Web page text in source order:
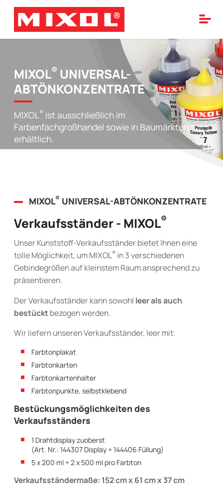
MIXOL® UNIVERSAL-
ABTÖNKONZENTRATE
MIXOL ® ist ausschließlich im
Farbenfachgroßhandel sowie in Baumärkten
erhältlich.
MIXOL® UNIVERSAL-ABTÖNKONZENTRATE
Verkaufsständer - MIXOL®
Unser Kunststoff-Verkaufsständer bietet Ihnen eine
tolle Möglichkeit, um MIXOL® in 3 verschiedenen
Gebindegrößen auf kleinstem Raum ansprechend zu
präsentieren.
Der Verkaufsständer kann sowohl leer als auch
bestückt bezogen werden.
Wir liefern unseren Verkaufsständer, leer mit:
Farbtonplakat
Farbtonkarten
Farbtonkartenhalter
Farbtonpunkte, selbstklebend
Bestückungsmöglichkeiten des
Verkaufsständers
1 Drahtdisplay zuoberst
(Art. Nr.: 144307 Display + 144406 Füllung)
5 x 200 ml + 2 x 500 ml pro Farbton
Verkaufsständermaße: 152 cm x 61 cm x 37 cm